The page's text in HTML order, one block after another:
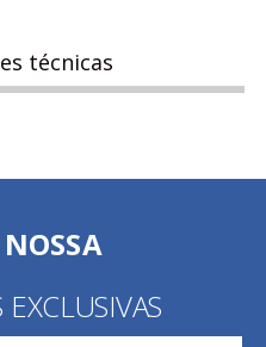
técnicas